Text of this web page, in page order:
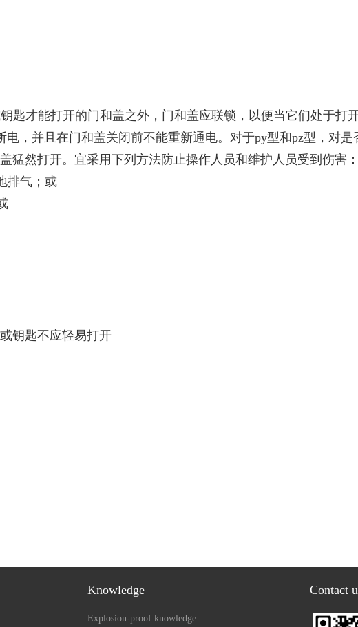
匙才能打开的门和盖之外，门和盖应联锁，以便当它们处于打
，并且在门和盖关闭前不能重新通电。对于py型和pz型，对是
猛然打开。宜采用下列方法防止操作人员和维护人员受到伤害：
排气；或
钥匙不应轻易打开
Knowledge
Explosion-proof knowledge
Contact